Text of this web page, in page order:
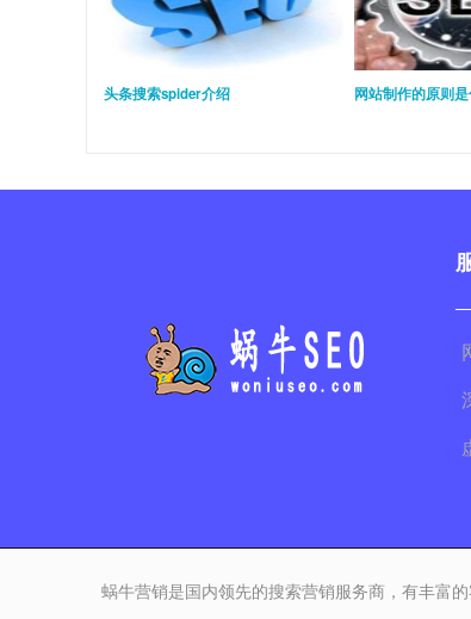
头条搜索spider介绍 网站制作的原则
蜗牛营销是国内领先的搜索营销服务商，有丰富